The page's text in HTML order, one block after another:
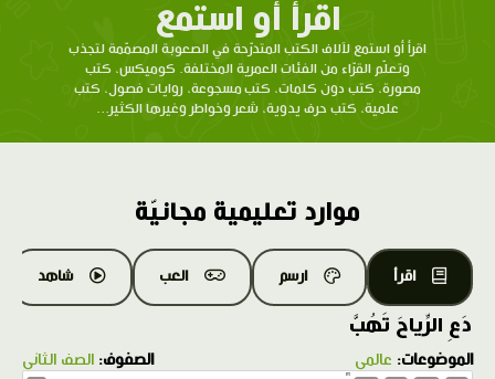
اقرأ أو استمع
اقرأ أو استمع لآلاف الكتب المتدرّحة في الصعوبة المصمّمة لتجذب
وتعلّم القرّاء من الفئات العمرية المختلفة. كوميكس، كتب
مصورة، كتب دون كلمات، كتب مسجوعة، روايات فصول، كتب
علمية، كتب حرف يدوية، شعر وخواطر وغيرها الكثير...
موارد تعليمية مجانيّة
اقرأ ارسم العب شاهد
دَعِ الرِّياحَ تَهُبَّ
الموضوعات: عالمي الصفوف: الصف الثاني